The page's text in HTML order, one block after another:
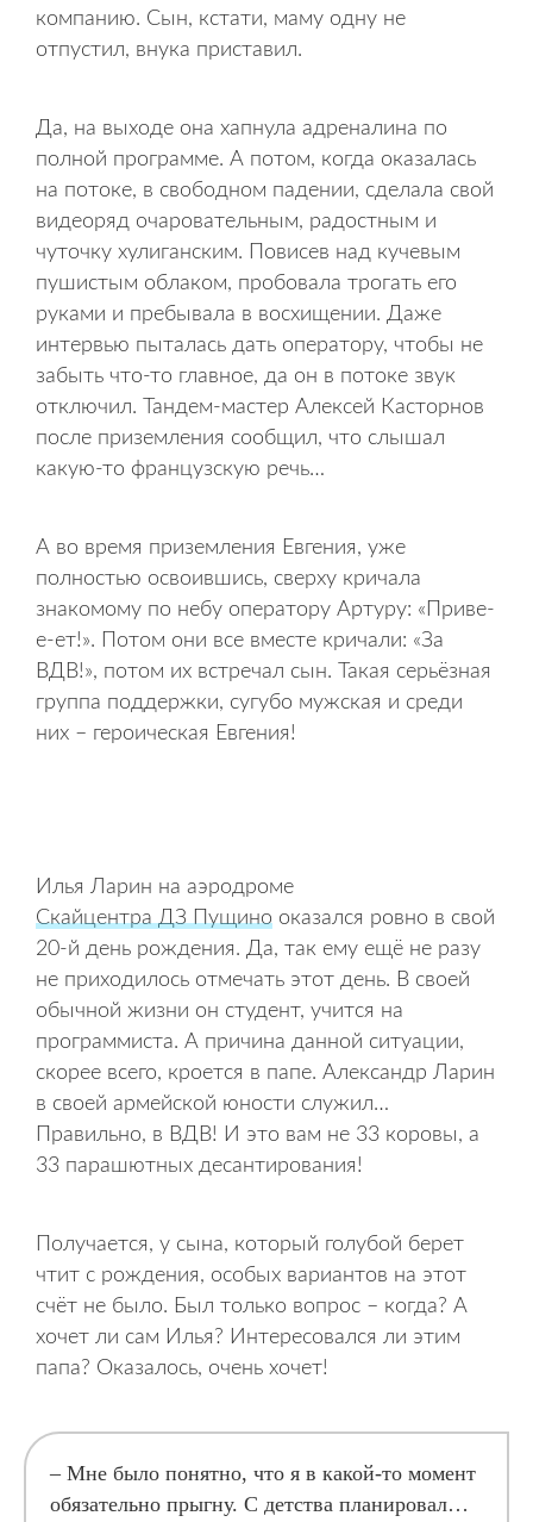
компанию. Сын, кстати, маму одну не
отпустил, внука приставил.
Да, на выходе она хапнула адреналина по
полной программе. А потом, когда оказалась
на потоке, в свободном падении, сделала свой
видеоряд очаровательным, радостным и
чуточку хулиганским. Повисев над кучевым
пушистым облаком, пробовала трогать его
руками и пребывала в восхищении. Даже
интервью пыталась дать оператору, чтобы не
забыть что-то главное, да он в потоке звук
отключил. Тандем-мастер Алексей Касторнов
после приземления сообщил, что слышал
какую-то французскую речь…
А во время приземления Евгения, уже
полностью освоившись, сверху кричала
знакомому по небу оператору Артуру: «Приве-
е-ет!». Потом они все вместе кричали: «За
ВДВ!», потом их встречал сын. Такая серьёзная
группа поддержки, сугубо мужская и среди
них – героическая Евгения!
Илья Ларин на аэродроме
Скайцентра ДЗ Пущино оказался ровно в свой
20-й день рождения. Да, так ему ещё не разу
не приходилось отмечать этот день. В своей
обычной жизни он студент, учится на
программиста. А причина данной ситуации,
скорее всего, кроется в папе. Александр Ларин
в своей армейской юности служил…
Правильно, в ВДВ! И это вам не 33 коровы, а
33 парашютных десантирования!
Получается, у сына, который голубой берет
чтит с рождения, особых вариантов на этот
счёт не было. Был только вопрос – когда? А
хочет ли сам Илья? Интересовался ли этим
папа? Оказалось, очень хочет!
– Мне было понятно, что я в какой-то момент
обязательно прыгну. С детства планировал…